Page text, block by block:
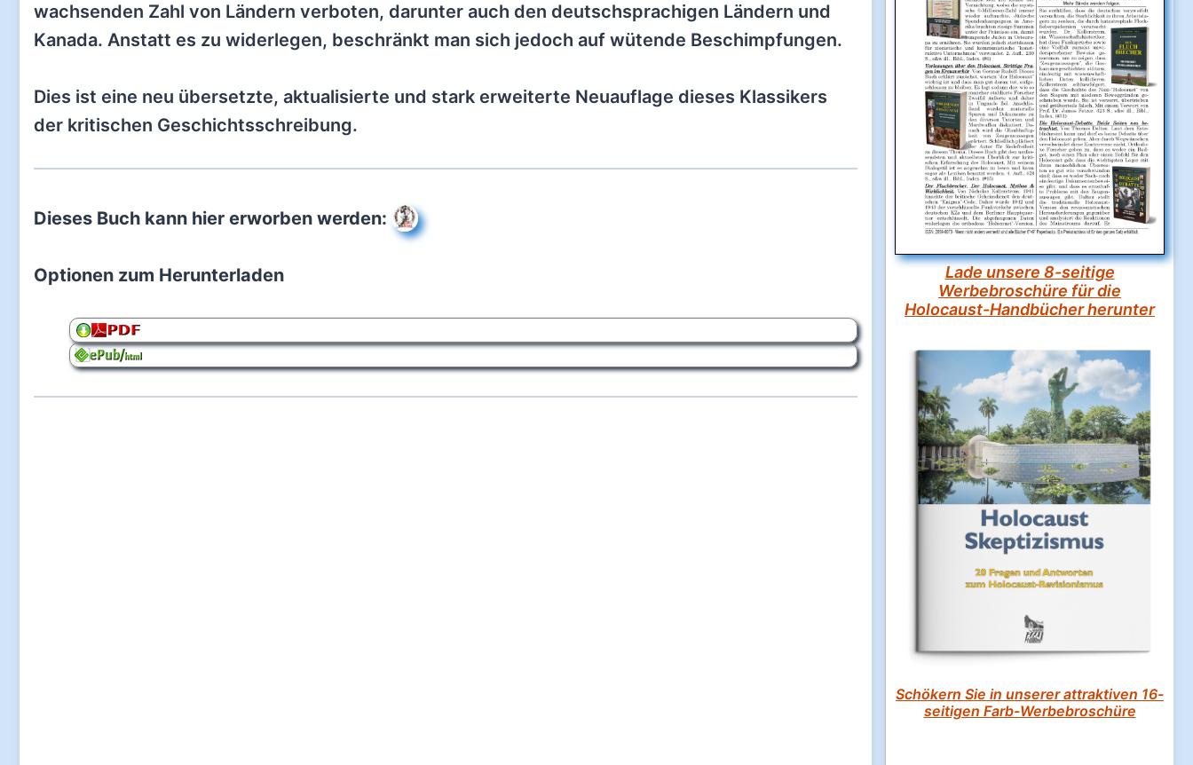
wachsenden Zahl von Ländern verboten, darunter auch den deutschsprachigen Ländern und
Kanada. Anstatt es zu widerlegen, beschränkt man sich jedoch auf wütende Beschimpfungen.
Dies ist eine neu übersetzte, aktualisierte und stark erweiterte Neuauflage dieses Klassikers
der kritischen Geschichtsschreibung.
Dieses Buch kann hier erworben werden:
Optionen zum Herunterladen
Lade unsere 8-seitige
Werbebroschüre für die
Holocaust-Handbücher herunter
Schökern Sie in unserer attraktiven 16-
seitigen Farb-Werbebroschüre